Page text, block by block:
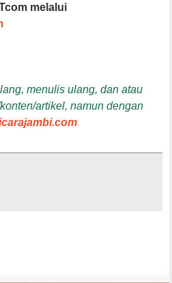
melalui
menulis ulang, dan atau
artikel, namun dengan